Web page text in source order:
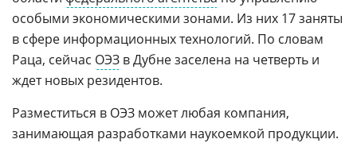
особыми экономическими зонами. Из них 17 заняты
в сфере информационных технологий. По словам
Раца, сейчас ОЭЗ в Дубне заселена на четверть и
ждет новых резидентов.
Разместиться в ОЭЗ может любая компания,
занимающая разработками наукоемкой продукции.